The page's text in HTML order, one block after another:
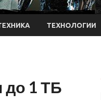
ТЕХНОЛОГИИ
до 1 ТБ